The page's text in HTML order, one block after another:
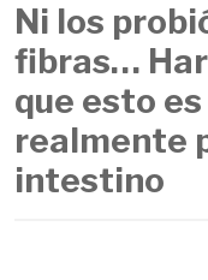
Ni los
fibras…
que esto
realmente
intestino